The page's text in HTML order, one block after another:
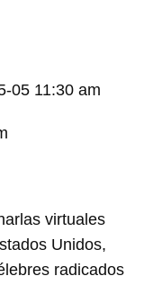
05 11:30 am
virtuales
Unidos,
radicados